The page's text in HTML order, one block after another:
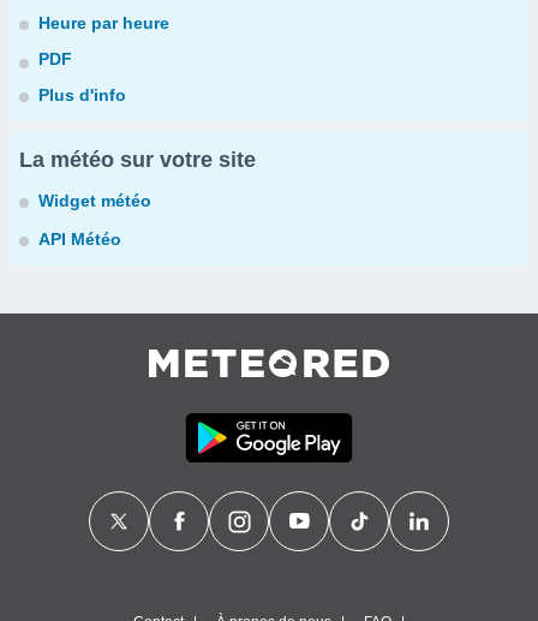
Heure par heure
PDF
Plus d'info
La météo sur votre site
Widget météo
API Météo